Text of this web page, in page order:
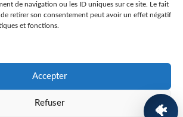
de navigation ou les ID uniques sur ce site. Le fait
retirer son consentement peut avoir un effet négatif
et fonctions.
Accepter
Refuser 🐠